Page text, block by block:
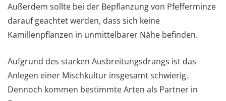
Außerdem sollte bei der Bepflanzung von Pfefferminze
darauf geachtet werden, dass sich keine
Kamillenpflanzen in unmittelbarer Nähe befinden.
Aufgrund des starken Ausbreitungsdrangs ist das
Anlegen einer Mischkultur insgesamt schwierig.
Dennoch kommen bestimmte Arten als Partner in